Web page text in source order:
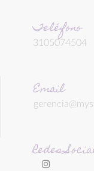
Teléfono
3105074504
Email
Redes